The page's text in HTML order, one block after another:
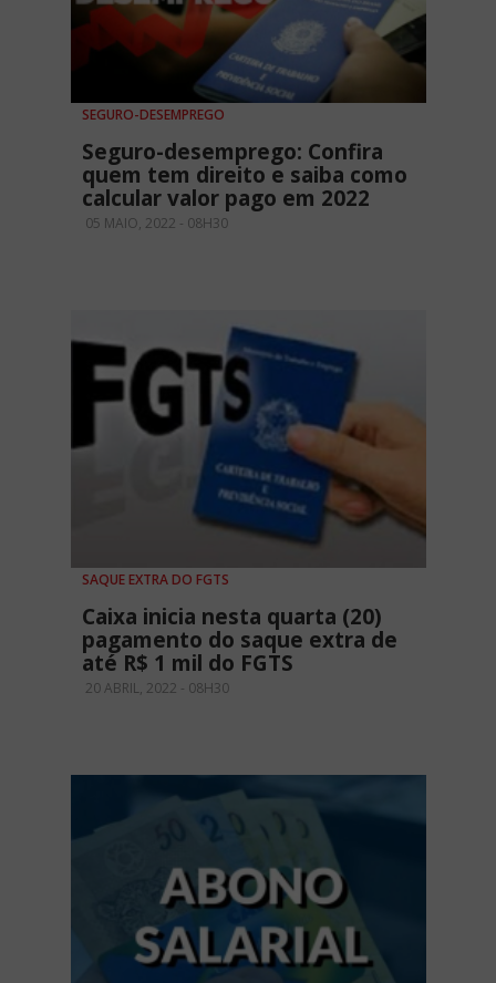
SEGURO-DESEMPREGO
Seguro-desemprego: Confira
quem tem direito e saiba como
calcular valor pago em 2022
05 MAIO, 2022 - 08H30
SAQUE EXTRA DO FGTS
Caixa inicia nesta quarta (20)
pagamento do saque extra de
até R$ 1 mil do FGTS
20 ABRIL, 2022 - 08H30